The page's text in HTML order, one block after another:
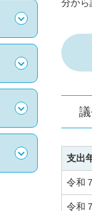
分から
支出
令和
令和